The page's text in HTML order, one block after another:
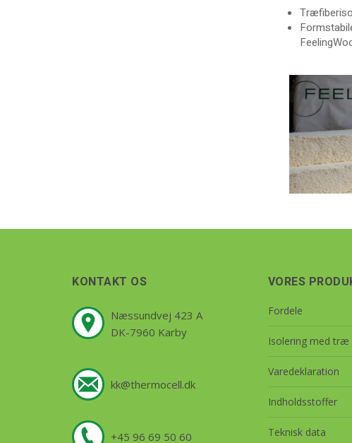
KONTAKT OS
Næssundvej 423 A
DK-7960 Karby
kk@thermocell.dk
+45 96 69 50 60
VORES
Fordele
Isolering med træ
Varedeklaration
Indholdsstoffer
Teknisk data